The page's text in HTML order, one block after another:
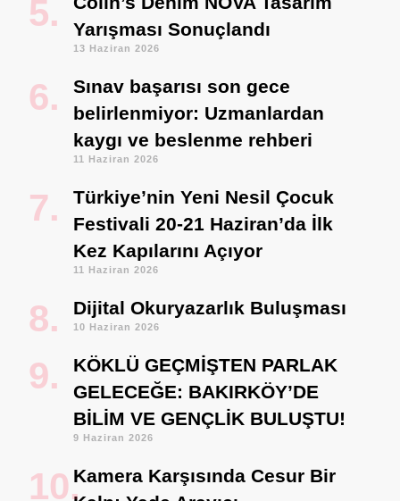
Yarışması Sonuçlandı
13 Haziran 2026
Sınav başarısı son gece
belirlenmiyor: Uzmanlardan
kaygı ve beslenme rehberi
11 Haziran 2026
Türkiye’nin Yeni Nesil Çocuk
Festivali 20-21 Haziran’da İlk
Kez Kapılarını Açıyor
11 Haziran 2026
Dijital Okuryazarlık Buluşması
10 Haziran 2026
KÖKLÜ GEÇMİŞTEN PARLAK
GELECEĞE: BAKIRKÖY’DE
BİLİM VE GENÇLİK BULUŞTU!
9 Haziran 2026
Kamera Karşısında Cesur Bir